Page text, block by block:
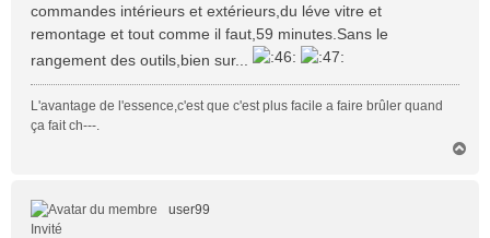
commandes intérieurs et extérieurs,du léve vitre et
remontage et tout comme il faut,59 minutes.Sans le
rangement des outils,bien sur...
L'avantage de l'essence,c'est que c'est plus facile a faire brûler quand
ça fait ch---.
user99
Invité